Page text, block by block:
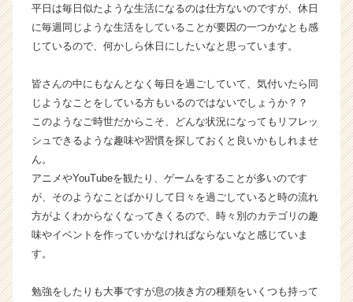
e
r
C
r
e
平日は毎日似たような生活になるのは仕方ないのですが、休日
に毎週同じような生活をしていることが要因の一つかなとも感
じているので、何かしら休日にしたいなと思っています。
皆さんの中にもなんとなく毎日を過ごしていて、気付いたら同
じようなことをしている方もいるのではないでしょうか？？
このようなご時世だからこそ、どんな状況になってもリフレッ
シュできるような趣味や習慣を探しておくと良いかもしれませ
ん。
アニメやYouTubeを観たり、ゲームをすることが多いのです
が、そのようなことばかりして日々を過ごしていると時の流れ
方がよくわからなくなってきくるので、時々別のカテゴリの趣
味やイベントを作っていかなければならないなと感じていま
す。
勉強をしたりも大事ですが息の抜き方の種類をいくつも持って